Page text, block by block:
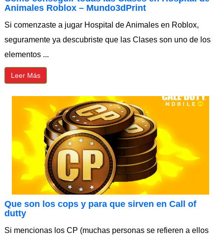
Animales Roblox – Mundo3dPrint
Si comenzaste a jugar Hospital de Animales en Roblox,
seguramente ya descubriste que las Clases son uno de los
elementos ...
Leer Más
⁠Que son los cops y para que sirven en Call of
dutty
Si mencionas los CP (muchas personas se refieren a ellos